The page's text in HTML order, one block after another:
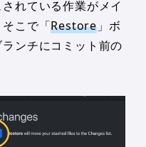
れている作業がメイ
こで「Restore 」ボ
ンチにコミット前の